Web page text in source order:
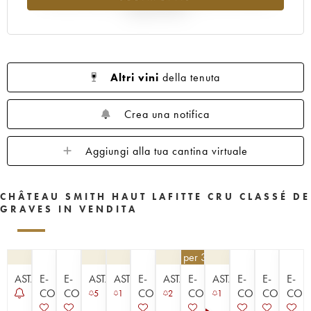
Altri vini della tenuta
Crea una notifica
Aggiungi alla tua cantina virtuale
CHÂTEAU SMITH HAUT LAFITTE CRU CLASSÉ DE
GRAVES IN VENDITA
ASTA
E-
COMMERCE
E-
COMMERCE
ASTA
5
ASTA
1
E-
COMMERCE
ASTA
2
per 3 | - 10%
E-
COMMERCE
ASTA
1
E-
COMMERCE
E-
E-